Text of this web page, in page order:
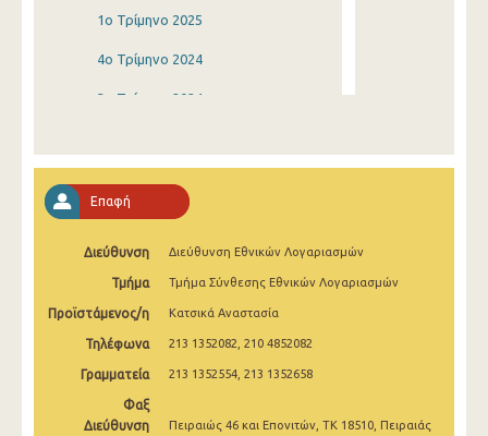
1o Τρίμηνο 2025
4o Τρίμηνο 2024
3o Τρίμηνο 2024
4o Τρίμηνο 2023
3o Τρίμηνο 2023
2o Τρίμηνο 2023
1o Τρίμηνο 2023
4o Τρίμηνο 2022
3o Τρίμηνο 2022
Επαφή
Διεύθυνση Διεύθυνση Εθνικών Λογαριασμών
Τμήμα Τμήμα Σύνθεσης Εθνικών Λογαριασμών
Προϊστάμενος/η Κατσικά Αναστασία
Τηλέφωνα 213 1352082, 210 4852082
Γραμματεία 213 1352554, 213 1352658
Φαξ
Διεύθυνση
Πειραιώς 46 και Επονιτών, ΤΚ 18510, Πειραιάς